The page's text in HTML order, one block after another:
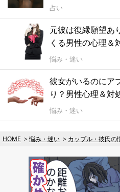
占い
元彼は復縁願望あ
くる男性の心理＆
悩み・迷い
彼女がいるのにア
り？男性心理＆対
悩み・迷い
HOME 悩み・迷い カップル・彼氏の